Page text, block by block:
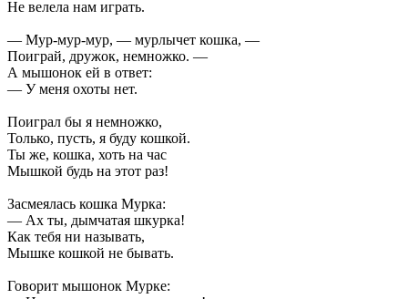
Не велела нам играть.
— Мур-мур-мур, — мурлычет кошка, —
Поиграй, дружок, немножко. —
А мышонок ей в ответ:
— У меня охоты нет.
Поиграл бы я немножко,
Только, пусть, я буду кошкой.
Ты же, кошка, хоть на час
Мышкой будь на этот раз!
Засмеялась кошка Мурка:
— Ах ты, дымчатая шкурка!
Как тебя ни называть,
Мышке кошкой не бывать.
Говорит мышонок Мурке: